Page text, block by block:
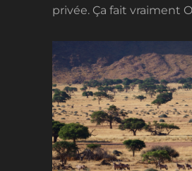
privée. Ça fait vraiment